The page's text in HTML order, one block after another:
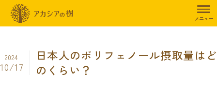
メニュー
トップページ 暮らしのお役立ち情報 日本人
日本人のポリフェノール摂取量はど
のくらい？
2024
10/17